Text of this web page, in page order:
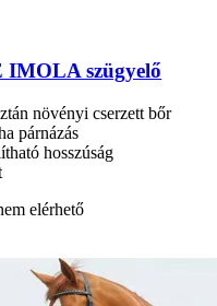
IMOLA szügyelő
növényi cserzett bőr
párnázás
hosszúság
elérhető